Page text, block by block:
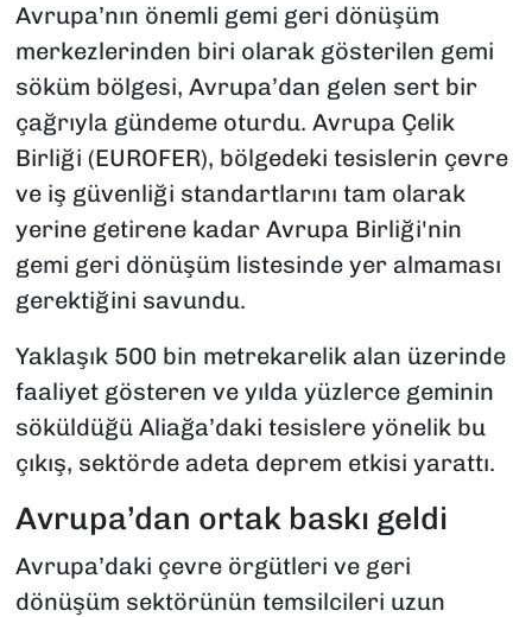
Avrupa’nın önemli gemi geri dönüşüm
merkezlerinden biri olarak gösterilen gemi
söküm bölgesi, Avrupa’dan gelen sert bir
çağrıyla gündeme oturdu. Avrupa Çelik
Birliği (EUROFER), bölgedeki tesislerin çevre
ve iş güvenliği standartlarını tam olarak
yerine getirene kadar Avrupa Birliği'nin
gemi geri dönüşüm listesinde yer almaması
gerektiğini savundu.
Yaklaşık 500 bin metrekarelik alan üzerinde
faaliyet gösteren ve yılda yüzlerce geminin
söküldüğü Aliağa’daki tesislere yönelik bu
çıkış, sektörde adeta deprem etkisi yarattı.
Avrupa’dan ortak baskı geldi
Avrupa’daki çevre örgütleri ve geri
dönüşüm sektörünün temsilcileri uzun